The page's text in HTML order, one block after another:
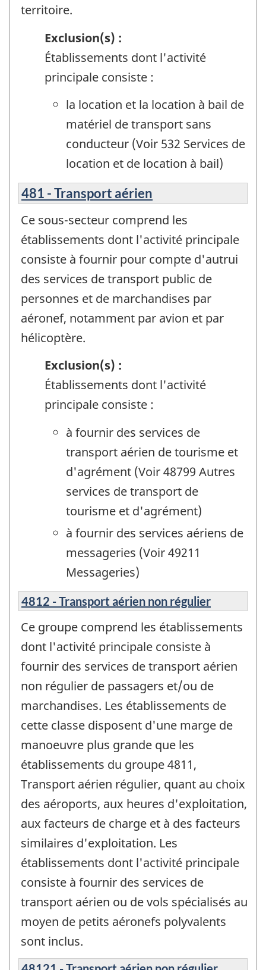
territoire.
Exclusion(s) :
Établissements dont l'activité
principale consiste :
la location et la location à bail de
matériel de transport sans
conducteur (Voir 532 Services de
location et de location à bail)
481 - Transport aérien
Ce sous-secteur comprend les
établissements dont l'activité principale
consiste à fournir pour compte d'autrui
des services de transport public de
personnes et de marchandises par
aéronef, notamment par avion et par
hélicoptère.
Exclusion(s) :
Établissements dont l'activité
principale consiste :
à fournir des services de
transport aérien de tourisme et
d'agrément (Voir 48799 Autres
services de transport de
tourisme et d'agrément)
à fournir des services aériens de
messageries (Voir 49211
Messageries)
4812 - Transport aérien non régulier
Ce groupe comprend les établissements
dont l'activité principale consiste à
fournir des services de transport aérien
non régulier de passagers et/ou de
marchandises. Les établissements de
cette classe disposent d'une marge de
manoeuvre plus grande que les
établissements du groupe 4811,
Transport aérien régulier, quant au choix
des aéroports, aux heures d'exploitation,
aux facteurs de charge et à des facteurs
similaires d'exploitation. Les
établissements dont l'activité principale
consiste à fournir des services de
transport aérien ou de vols spécialisés au
moyen de petits aéronefs polyvalents
sont inclus.